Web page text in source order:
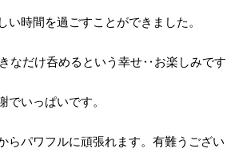
時間を過ごすことができました。
なだけ呑めるという幸せ‥お楽しみです
でいっぱいです。
パワフルに頑張れます。有難うござい